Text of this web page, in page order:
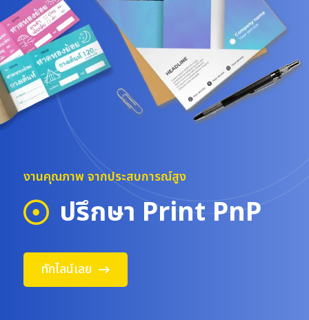
งานคุณภาพ จากประสบการณ์สูง
ปรึกษา PrintPnP
ทักไลน์เลย